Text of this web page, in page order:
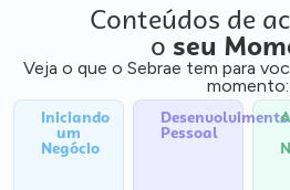
Conteúdos de
o seu
Veja o que o Sebrae tem para
momento:
Iniciando
um
Negócio
Desenvolvimento
Pessoal